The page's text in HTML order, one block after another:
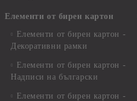
Елементи от бирен картон
Елементи от бирен картон -
Декоративни рамки
Елементи от бирен картон -
Надписи на български
Елементи от бирен картон -